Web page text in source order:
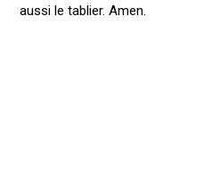
aussi le tablier. Amen.